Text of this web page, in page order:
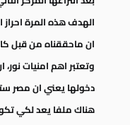
الهدف هذه المرة احراز
ان ماحققناه من قبل
وتعتبر اهم امنيات نور،